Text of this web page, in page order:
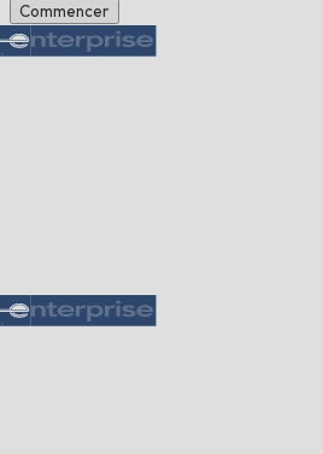
Commencer